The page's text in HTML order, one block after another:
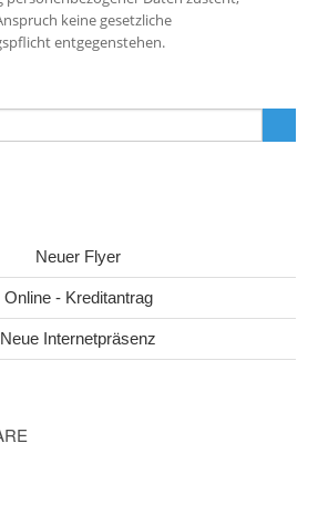
keine gesetzliche
entgegenstehen.
Neuer Flyer
Online - Kreditantrag
Neue Internetpräsenz